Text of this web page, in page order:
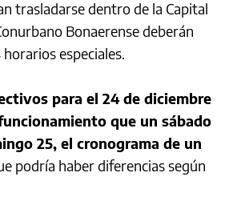
trasladarse dentro de la Capital
Bonaerense deberán
especiales.
para el 24 de diciembre
que un sábado
25, el cronograma de un
podría haber diferencias según